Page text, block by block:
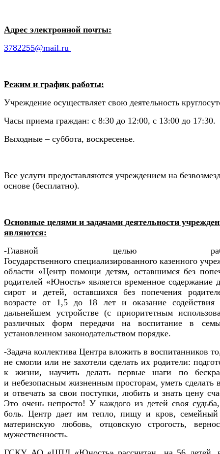
Адрес электронной почты:
3782255@mail.ru
Режим и график работы:
Учреждение осуществляет свою деятельность
Часы приема граждан: с 8:30 до 12:00, с 13:00 до 17:30.
Выходные – суббота, воскресенье.
Все услуги предоставляются учреждением на
основе (бесплатно).
Основные целями и задачами деятельности
являются:
-Главной целью
Государственного специализированного казенного
области «Центр помощи детям, оставшимся без
родителей «Юность» является временное содержание
сирот и детей, оставшихся без попечения
возрасте от 1,5 до 18 лет и оказание
дальнейшем устройстве (с приоритетным
различных форм передачи на воспитание в
установленном законодательством порядке.
-Задача коллектива Центра вложить в воспитанников
не смогли или не захотели сделать их родители:
к жизни, научить делать первые шаги по
и небезопасным жизненным просторам, уметь сделать
и отвечать за свои поступки, любить и знать цену
Это очень непросто! У каждого из детей своя
боль. Центр дает им тепло, пищу и кров, семейный
материнскую любовь, отцовскую строгость,
мужественность.